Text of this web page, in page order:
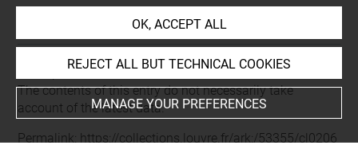
Last updated on 23.12.2025
The contents of this entry do not necessarily take
account of the latest data.
Permalink: https://collections.louvre.fr/ark:/53355/cl0206
OK, ACCEPT ALL
REJECT ALL BUT TECHNICAL COOKIES
MANAGE YOUR PREFERENCES